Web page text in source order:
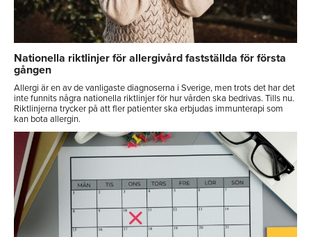
Nationella riktlinjer för allergivård fastställda för första
gången
Allergi är en av de vanligaste diagnoserna i Sverige, men trots det har det
inte funnits några nationella riktlinjer för hur vården ska bedrivas. Tills nu.
Riktlinjerna trycker på att fler patienter ska erbjudas immunterapi som
kan bota allergin.